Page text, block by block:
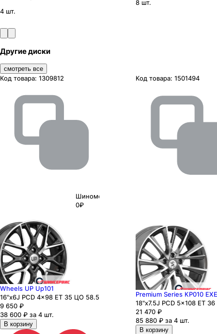
4 шт.
8 шт.
Другие диски
смотреть все
Код товара: 1309812
Шиномонтаж
0₽
Wheels UP Up101
16"x6J PCD 4x98 ЕТ 35 ЦО 58.5
9 650 ₽
38 600 ₽ за 4 шт.
В корзину
Код товара: 1501494
Premium Series КР010
18"x7.5J PCD 5x108 ЕТ
21 470 ₽
85 880 ₽ за 4 шт.
В корзину